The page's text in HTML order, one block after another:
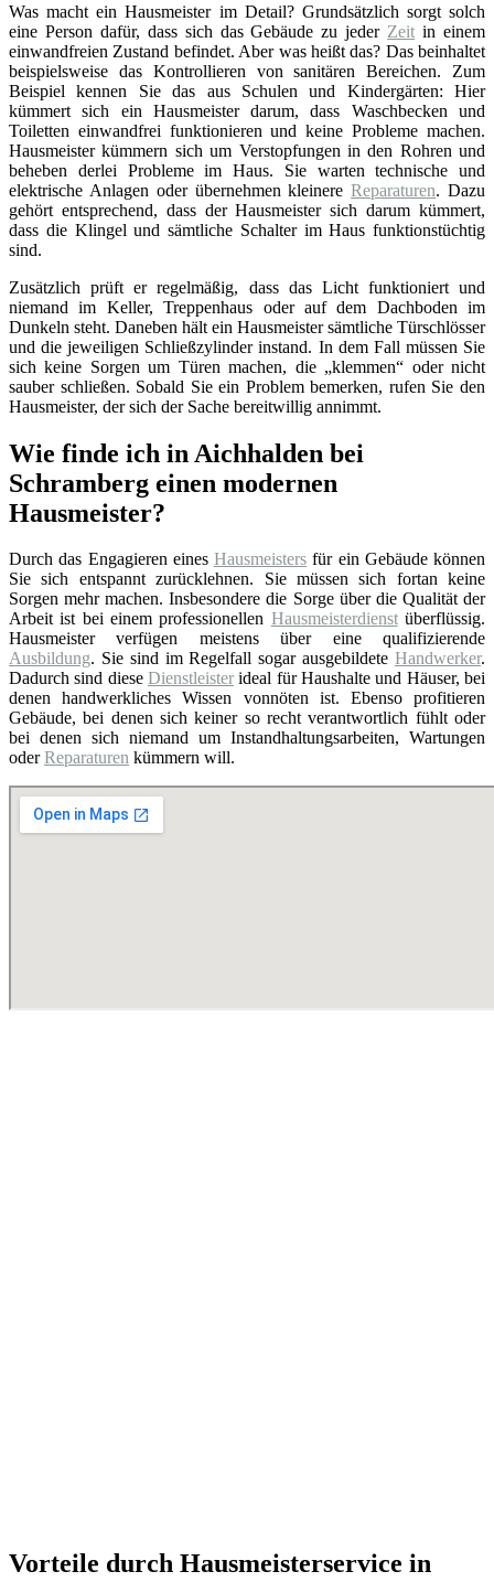
Was macht ein Hausmeister im Detail? Grundsätzlich sorgt solch
eine Person dafür, dass sich das Gebäude zu jeder Zeit in einem
einwandfreien Zustand befindet. Aber was heißt das? Das beinhaltet
beispielsweise das Kontrollieren von sanitären Bereichen. Zum
Beispiel kennen Sie das aus Schulen und Kindergärten: Hier
kümmert sich ein Hausmeister darum, dass Waschbecken und
Toiletten einwandfrei funktionieren und keine Probleme machen.
Hausmeister kümmern sich um Verstopfungen in den Rohren und
beheben derlei Probleme im Haus. Sie warten technische und
elektrische Anlagen oder übernehmen kleinereReparaturen. Dazu
gehört entsprechend, dass der Hausmeister sich darum kümmert,
dass die Klingel und sämtliche Schalter im Haus funktionstüchtig
sind.
Zusätzlich prüft er regelmäßig, dass das Licht funktioniert und
niemand im Keller, Treppenhaus oder auf dem Dachboden im
Dunkeln steht. Daneben hält ein Hausmeister sämtliche Türschlösser
und die jeweiligen Schließzylinder instand. In dem Fall müssen Sie
sich keine Sorgen um Türen machen, die „klemmen“ oder nicht
sauber schließen. Sobald Sie ein Problem bemerken, rufen Sie den
Hausmeister, der sich der Sache bereitwillig annimmt.
Wie finde ich in Aichhalden bei
Schramberg einen modernen
Hausmeister?
Durch das Engagieren eines Hausmeisters für ein Gebäude können
Sie sich entspannt zurücklehnen. Sie müssen sich fortan keine
Sorgen mehr machen. Insbesondere die Sorge über die Qualität der
Arbeit ist bei einem professionellen Hausmeisterdienstüberflüssig.
Hausmeister verfügen meistens über eine qualifizierende
Ausbildung. Sie sind im Regelfall sogar ausgebildete Handwerker.
Dadurch sind diese Dienstleister ideal für Haushalte und Häuser, bei
denen handwerkliches Wissen vonnöten ist. Ebenso profitieren
Gebäude, bei denen sich keiner so recht verantwortlich fühlt oder
bei denen sich niemand um Instandhaltungsarbeiten, Wartungen
oderReparaturen kümmern will.
Vorteile durch Hausmeisterservice in